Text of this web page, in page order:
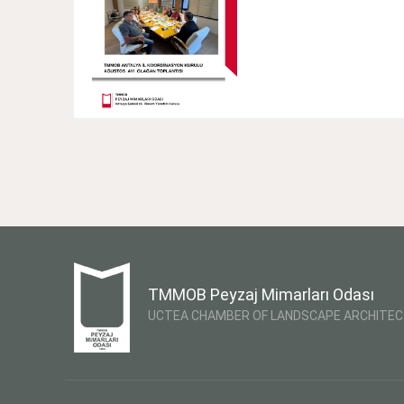
TMMOB Peyzaj Mimarları Odası
UCTEA CHAMBER OF LANDSCAPE